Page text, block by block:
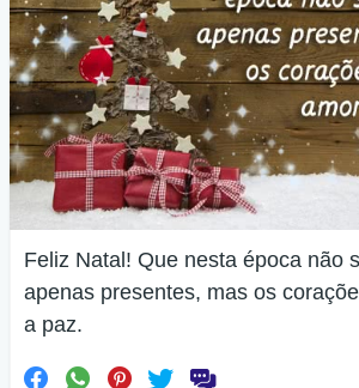
Feliz Natal! Que nesta época não
apenas presentes, mas os
a paz.